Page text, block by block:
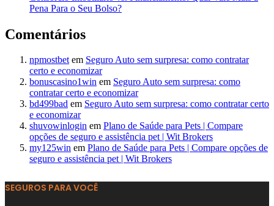
Pena Para o Seu Bolso?
Comentários
npmostbetem Seguro Auto sem surpresa: como contratar
certo e economizar
bonuscasino1win em Seguro Auto sem surpresa: como
contratar certo e economizar
bd499bad em Seguro Auto sem surpresa: como contratar certo
e economizar
shuvowinlogin em Plano de Saúde para Pets | Compare
opções de seguro e assistência pet | Wit Brokers
my125win em Plano de Saúde para Pets | Compare opções de
seguro e assistência pet | Wit Brokers
SEGUROS PARA VOCÊ